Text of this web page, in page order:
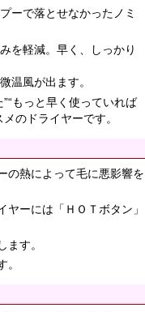
ーで落とせなかったノミ
を軽減。早く、しっかり
温風が出ます。
もっと早く使っていれば
のドライヤーです。
の熱によって毛に悪影響を
ーには「ＨＯＴボタン」
ます。